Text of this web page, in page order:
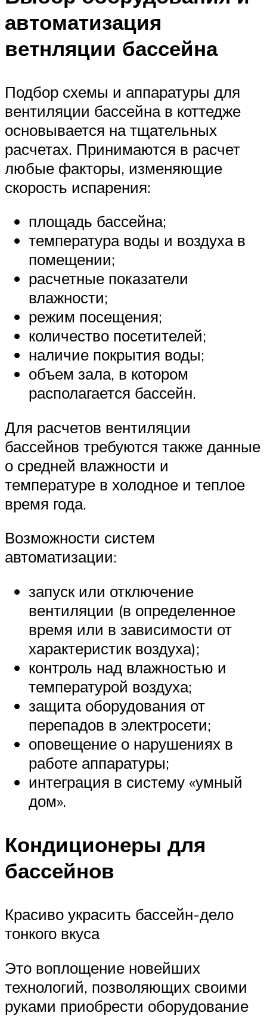
автоматизация
ветнляции бассейна
Подбор схемы и аппаратуры для
вентиляции бассейна в коттедже
основывается на тщательных
расчетах. Принимаются в расчет
любые факторы, изменяющие
скорость испарения:
площадь бассейна;
температура воды и воздуха в
помещении;
расчетные показатели
влажности;
режим посещения;
количество посетителей;
наличие покрытия воды;
объем зала, в котором
располагается бассейн.
Для расчетов вентиляции
бассейнов требуются также данные
о средней влажности и
температуре в холодное и теплое
время года.
Возможности систем
автоматизации:
запуск или отключение
вентиляции (в определенное
время или в зависимости от
характеристик воздуха);
контроль над влажностью и
температурой воздуха;
защита оборудования от
перепадов в электросети;
оповещение о нарушениях в
работе аппаратуры;
интеграция в систему «умный
дом».
Кондиционеры для
бассейнов
Красиво украсить бассейн-дело
тонкого вкуса
Это воплощение новейших
технологий, позволяющих своими
руками приобрести оборудование